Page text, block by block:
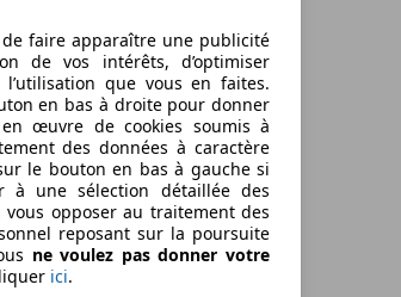
faire apparaître une publicité
de vos intérêts, d’optimiser
que vous en faites.
en bas à droite pour donner
œuvre de cookies soumis à
des données à caractère
le bouton en bas à gauche si
à une sélection détaillée des
vous opposer au traitement des
reposant sur la poursuite
ne voulez pas donner votre
ici.